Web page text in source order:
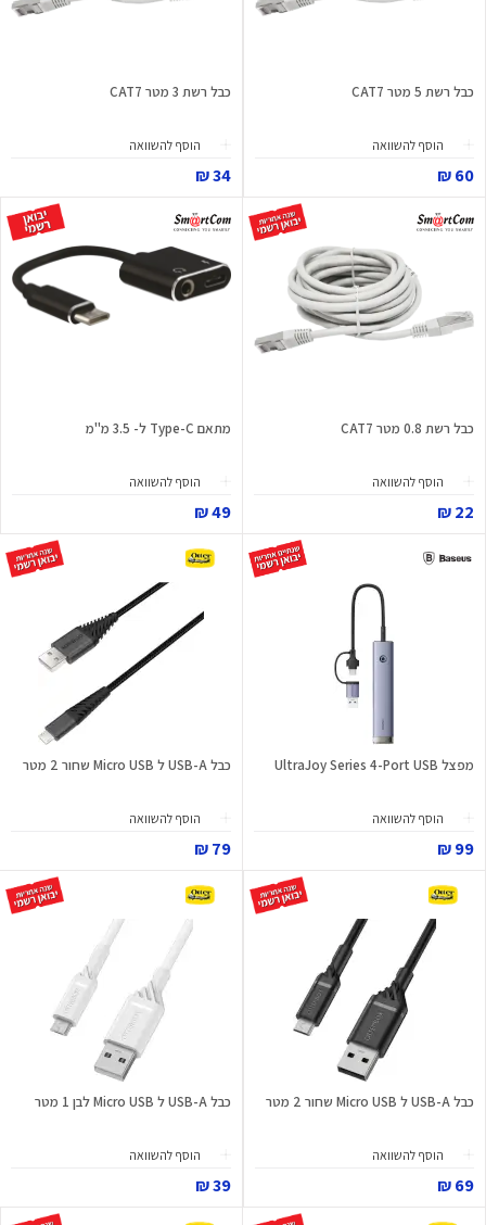
כבל רשת 5 מטר CAT7
הוסף להשוואה
60 ₪
כבל רשת 3 מטר CAT7
הוסף להשוואה
34 ₪
כבל רשת 0.8 מטר CAT7
הוסף להשוואה
22 ₪
מתאם Type-C ל- 3.5 מ"מ
הוסף להשוואה
49 ₪
מפצל UltraJoy Series 4-Port USB
הוסף להשוואה
99 ₪
כבל USB-A ל Micro USB שחור 2 מטר
הוסף להשוואה
79 ₪
כבל USB-A ל Micro USB שחור 2 מטר
הוסף להשוואה
69 ₪
כבל USB-A ל Micro USB לבן 1 מטר
הוסף להשוואה
39 ₪